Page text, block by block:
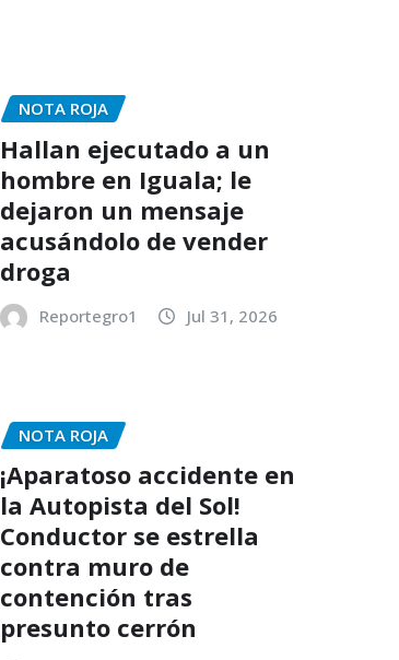
NOTA ROJA
Hallan ejecutado a un
hombre en Iguala; le
dejaron un mensaje
acusándolo de vender
droga
Reportegro1 Jul 31, 2026
NOTA ROJA
¡Aparatoso accidente en
la Autopista del Sol!
Conductor se estrella
contra muro de
contención tras
presunto cerrón